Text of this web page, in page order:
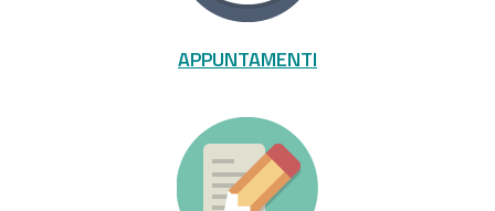
APPUNTAMENTI